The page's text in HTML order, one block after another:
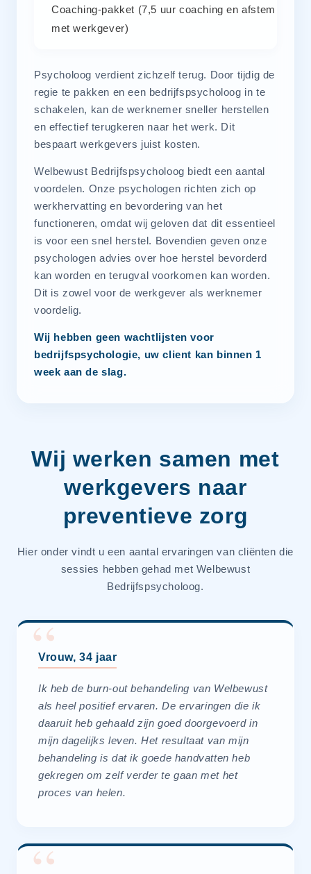
Coaching-pakket (7,5 uur coaching en afstemming
met werkgever)
Psycholoog verdient zichzelf terug. Door tijdig de
regie te pakken en een bedrijfspsycholoog in te
schakelen, kan de werknemer sneller herstellen
en effectief terugkeren naar het werk. Dit
bespaart werkgevers juist kosten.
Welbewust Bedrijfspsycholoog biedt een aantal
voordelen. Onze psychologen richten zich op
werkhervatting en bevordering van het
functioneren, omdat wij geloven dat dit essentieel
is voor een snel herstel. Bovendien geven onze
psychologen advies over hoe herstel bevorderd
kan worden en terugval voorkomen kan worden.
Dit is zowel voor de werkgever als werknemer
voordelig.
Wij hebben geen wachtlijsten voor
bedrijfspsychologie, uw client kan binnen 1
week aan de slag.
Wij werken samen met
werkgevers naar
preventieve zorg
Hier onder vindt u een aantal ervaringen van cliënten die
sessies hebben gehad met Welbewust
Bedrijfspsycholoog.
Vrouw, 34 jaar
Ik heb de burn-out behandeling van Welbewust
als heel positief ervaren. De ervaringen die ik
daaruit heb gehaald zijn goed doorgevoerd in
mijn dagelijks leven. Het resultaat van mijn
behandeling is dat ik goede handvatten heb
gekregen om zelf verder te gaan met het
proces van helen.